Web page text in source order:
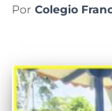
Por Colegio